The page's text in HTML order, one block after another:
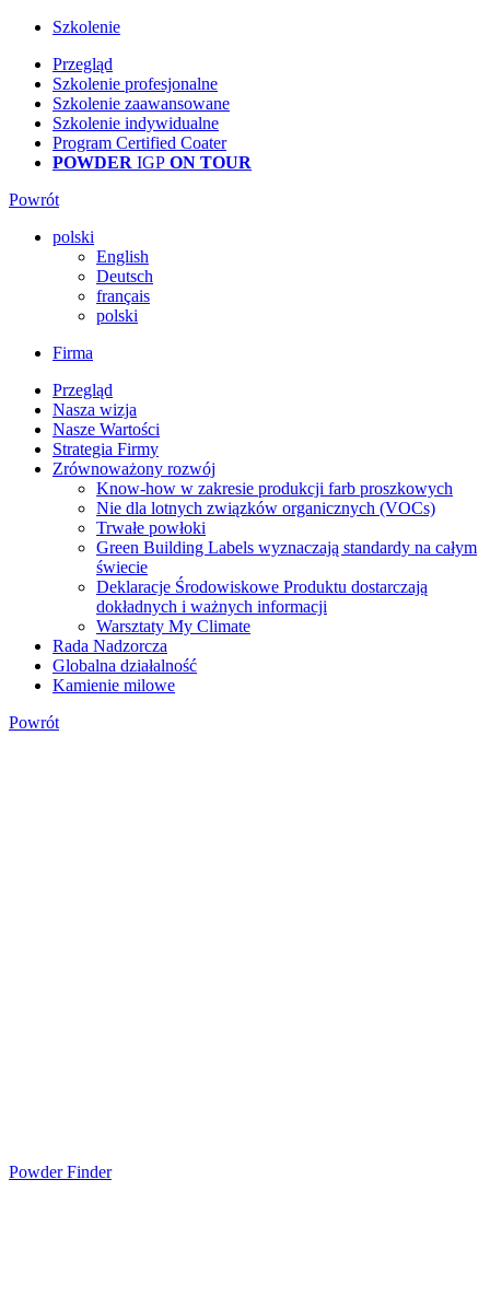
Szkolenie
Przegląd
Szkolenie profesjonalne
Szkolenie zaawansowane
Szkolenie indywidualne
Program Certified Coater
POWDER IGP ON TOUR
Powrót
polski
English
Deutsch
français
polski
Firma
Przegląd
Nasza wizja
Nasze Wartości
Strategia Firmy
Zrównoważony rozwój
Know-how w zakresie produkcji farb proszkowych
Nie dla lotnych związków organicznych (VOCs)
Trwałe powłoki
Green Building Labels wyznaczają standardy na całym
świecie
Deklaracje Środowiskowe Produktu dostarczają
dokładnych i ważnych informacji
Warsztaty My Climate
Rada Nadzorcza
Globalna działalność
Kamienie milowe
Powrót
Powder Finder